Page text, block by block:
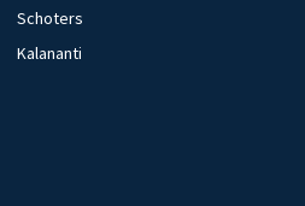
Schoters
Kalananti